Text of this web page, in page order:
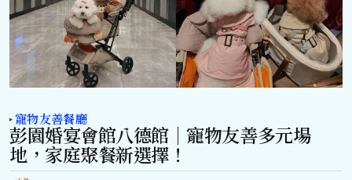
寵物友善餐廳
彭園婚宴會館八德館｜寵物友善多元場
地，家庭聚餐新選擇！